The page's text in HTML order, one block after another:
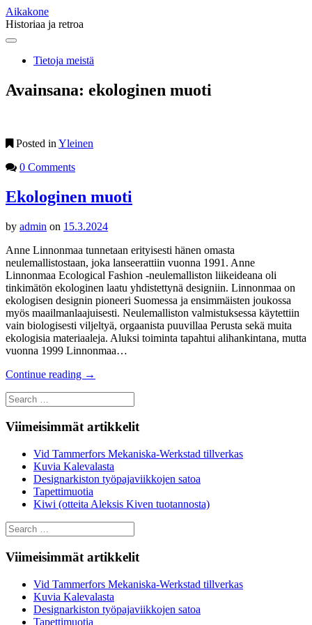
Aikakone
Historiaa ja retroa
Main
Skip
contentTietoja meistä
Avainsana: ekologinen muoti
Posted in Yleinen
0 Comments
Ekologinen muoti
by admin on 15.3.2024
Anne Linnonmaa tunnetaan erityisesti hänen omasta
neulemallistostaan, joka lanseerattiin vuonna 1991. Anne
Linnonmaa Ecological Fashion -neulemalliston liikeideana oli
tinkimätön ekologinen laatu yhdistettynä designiin. Linnonmaa on
ekologisen designin pioneeri Suomessa ja ensimmäisten joukossa
myös maailmanlaajuisesti. Neulemalliston valmistuksessa käytettiin
vain biologisesti viljeltyä, orgaanista puuvillaa Perusta sekä muita
ekologisia materiaaleja. Aluksi toiminta tapahtui alihankintana, mutta
vuonna 1999 Linnonmaa…
Continue reading →
Search
for:
Viimeisimmät artikkelit
Vid Tammerfors Mekaniska-Werkstad tillverkas
Kuvia Kalevalasta
Designarkiston työpajaviikkojen satoa
Tapettimuotia
Kiwi (otteita Aleksis Kiven tuotannosta)
Search
for:
Viimeisimmät artikkelit
Vid Tammerfors Mekaniska-Werkstad tillverkas
Kuvia Kalevalasta
Designarkiston työpajaviikkojen satoa
Tapettimuotia